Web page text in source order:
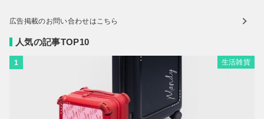
広告掲載のお問い合わせはこちら
人気の記事TOP10
1 生活雑貨